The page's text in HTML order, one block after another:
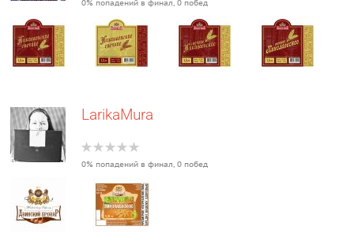
0% попадений в финал, 0 побед
LarikaMura
0% попадений в финал, 0 побед